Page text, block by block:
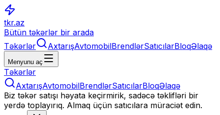
tkr.az
Bütün təkərlər bir arada
Təkərlər
AxtarışAvtomobilBrendlərSatıcılarBloqƏlaqə
Menyunu aç
Təkərlər
AxtarışAvtomobilBrendlərSatıcılarBloqƏlaqə
Biz təkər satışı həyata keçirmirik, sadəcə təklifləri bir
yerdə toplayırıq. Almaq üçün satıcılara müraciət edin.